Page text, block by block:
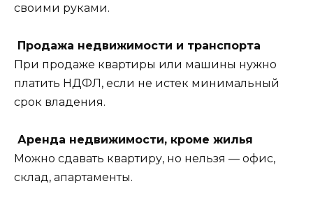
своими руками.
Продажа недвижимости и транспорта
При продаже квартиры или машины нужно
платить НДФЛ, если не истек минимальный
срок владения.
Аренда недвижимости, кроме жилья
Можно сдавать квартиру, но нельзя — офис,
склад, апартаменты.